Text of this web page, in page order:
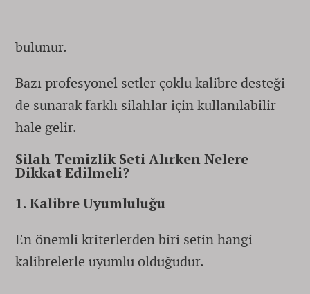
bulunur.
Bazı profesyonel setler çoklu kalibre desteği
de sunarak farklı silahlar için kullanılabilir
hale gelir.
Silah Temizlik Seti Alırken Nelere
Dikkat Edilmeli?
1. Kalibre Uyumluluğu
En önemli kriterlerden biri setin hangi
kalibrelerle uyumlu olduğudur.